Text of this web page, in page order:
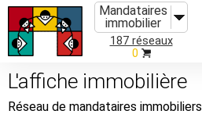
Mandataires
immobilier
187 réseaux
0
L'affiche immobilière
Réseau de mandataires immobiliers